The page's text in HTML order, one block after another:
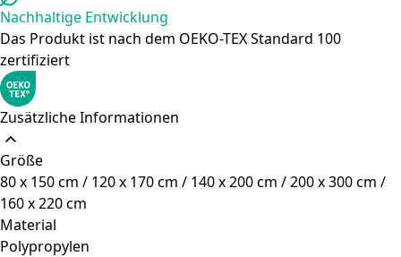
Nachhaltige Entwicklung
Das Produkt ist nach dem OEKO-TEX Standard 100
zertifiziert
Zusätzliche Informationen
Größe
80 x 150 cm / 120 x 170 cm / 140 x 200 cm / 200 x 300 cm /
160 x 220 cm
Material
Polypropylen